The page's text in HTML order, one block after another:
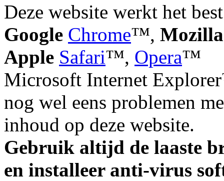
Deze website werkt het
Google Chrome™, Mozilla
Apple Safari™, Opera™
Microsoft Internet
nog wel eens problemen
inhoud op deze website.
Gebruik altijd de laaste
en installeer anti-virus